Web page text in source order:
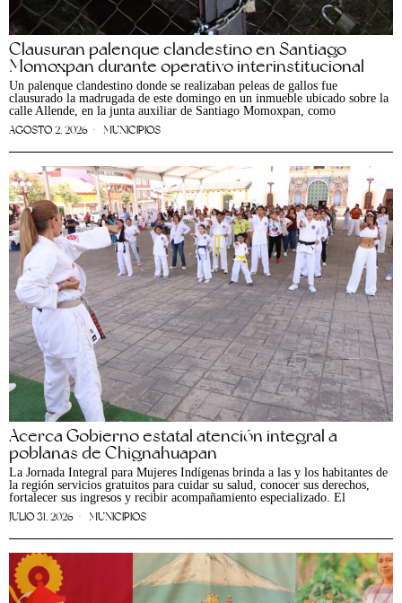
Clausuran palenque clandestino en Santiago
Momoxpan durante operativo interinstitucional
Un palenque clandestino donde se realizaban peleas de gallos fue
clausurado la madrugada de este domingo en un inmueble ubicado sobre la
calle Allende, en la junta auxiliar de Santiago Momoxpan, como
AGOSTO 2, 2026 MUNICIPIOS
Acerca Gobierno estatal atención integral a
poblanas de Chignahuapan
La Jornada Integral para Mujeres Indígenas brinda a las y los habitantes de
la región servicios gratuitos para cuidar su salud, conocer sus derechos,
fortalecer sus ingresos y recibir acompañamiento especializado. El
JULIO 31, 2026 MUNICIPIOS